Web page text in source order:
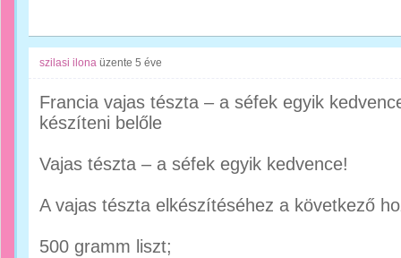
szilasi ilona üzente 5 éve
Francia vajas tészta – a séfek egyik
készíteni belőle
Vajas tészta – a séfek egyik kedvence!
A vajas tészta elkészítéséhez a következő
500 gramm liszt;